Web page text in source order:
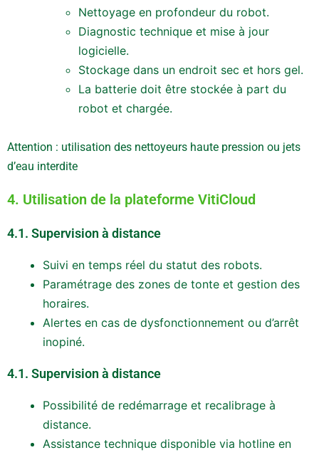
Nettoyage en profondeur du robot.
Diagnostic technique et mise à jour
logicielle.
Stockage dans un endroit sec et hors gel.
La batterie doit être stockée à part du
robot et chargée.
Attention : utilisation des nettoyeurs haute pression ou jets
d’eau interdite
4. Utilisation de la plateforme VitiCloud
4.1. Supervision à distance
Suivi en temps réel du statut des robots.
Paramétrage des zones de tonte et gestion des
horaires.
Alertes en cas de dysfonctionnement ou d’arrêt
inopiné.
4.1. Supervision à distance
Possibilité de redémarrage et recalibrage à
distance.
Assistance technique disponible via hotline en